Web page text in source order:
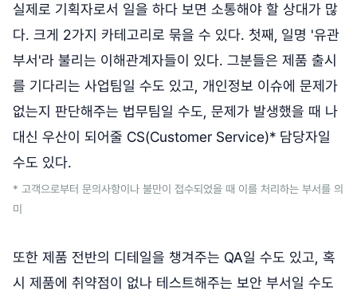
실제로 기획자로서 일을 하다 보면 소통해야 할 상대가 많
다. 크게 2가지 카테고리로 묶을 수 있다. 첫째, 일명 '유관
부서'라 불리는 이해관계자들이 있다. 그분들은 제품 출시
를 기다리는 사업팀일 수도 있고, 개인정보 이슈에 문제가
없는지 판단해주는 법무팀일 수도, 문제가 발생했을 때 나
대신 우산이 되어줄 CS(Customer Service)* 담당자일
수도 있다.
* 고객으로부터 문의사항이나 불만이 접수되었을 때 이를 처리하는 부서를 의
미
또한 제품 전반의 디테일을 챙겨주는 QA일 수도 있고, 혹
시 제품에 취약점이 없나 테스트해주는 보안 부서일 수도